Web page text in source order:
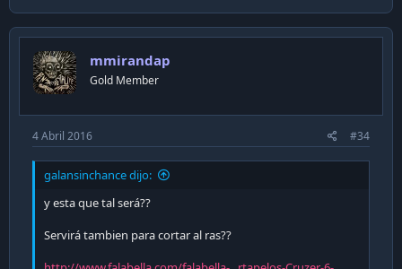
mmirandap
Gold Member
4 Abril 2016 #34
galansinchance dijo:
y esta que tal será??
Servirá tambien para cortar al ras??